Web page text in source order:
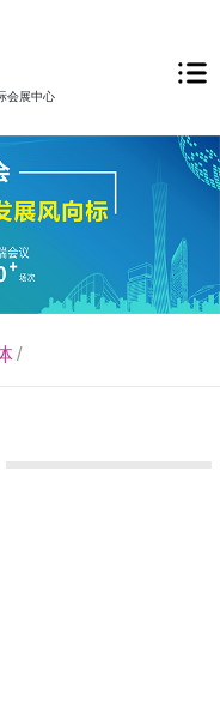
会展中心
/